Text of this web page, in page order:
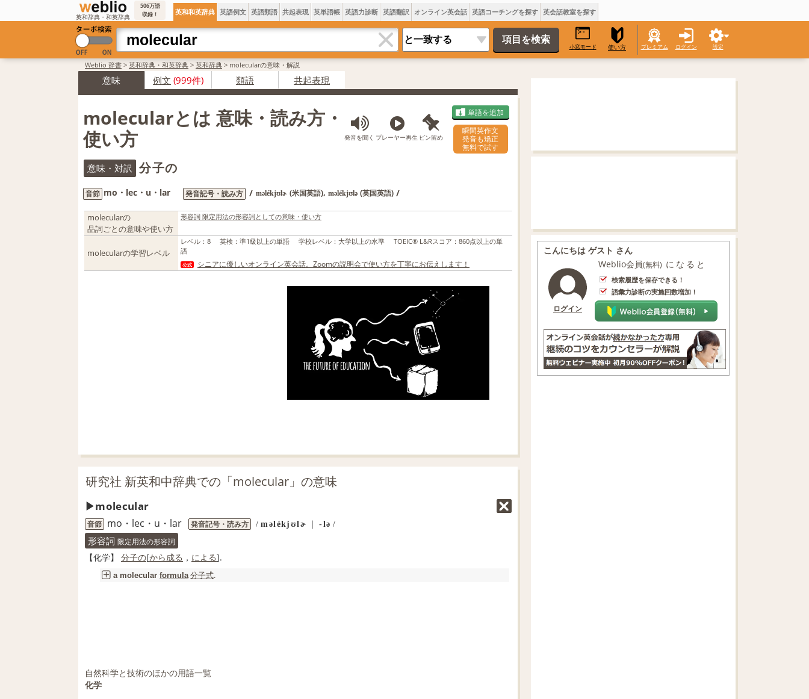
英和辞典・和英辞典
506万語
収録！
英和和英辞典 英語例文 英語類語 共起表現 英単語帳 英語力診断 英語翻訳 オンライン英会話 英語コーチングを探す 英会話教室を探す
小窓モード 使い方 プレミアム ログイン 設定
Weblio 辞書 > 英和辞典・和英辞典 > 英和辞典 > molecularの意味・解説
意味 例文 (999件) 類語 共起表現
molecularとは 意味・読み方・
使い方
発音を聞く プレーヤー再生 ピン留め
単語を追加
瞬間英作文
発音も矯正
無料で試す
意味・対訳 分子の
音節 mo・lec・u・lar 発音記号・読み方 / məlékjʊlɚ (米国英語), məlékjʊlə (英国英語) /
molecularの
品詞ごとの意味や使い方
形容詞 限定用法の形容詞としての意味・使い方
molecularの学習レベル
レベル ： 8 英検 ： 準1級以上の単語 学校レベル ： 大学以上の水準 TOEIC® L&Rスコア ： 860点以上の単
語
公式 シニアに優しいオンライン英会話。Zoomの説明会で使い方を丁寧にお伝えします！
研究社 新英和中辞典での「molecular」の意味
molecular
音節 mo・lec・u・lar 発音記号・読み方 / məlékjʊlɚ ‐lə /
形容詞 限定用法の形容詞
【化学】 分子の[から成る ， による].
a molecular formula 分子式.
自然科学と技術のほかの用語一覧
化学
こんにちは ゲスト さん
ログイン
Weblio会員(無料) になると
検索履歴を保存できる！
語彙力診断の実施回数増加！